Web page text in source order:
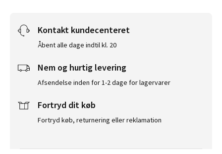
Kontakt kundecenteret
Åbent alle dage indtil kl. 20
Nem og hurtig levering
Afsendelse inden for 1-2 dage for lagervarer
Fortryd dit køb
Fortryd køb, returnering eller reklamation